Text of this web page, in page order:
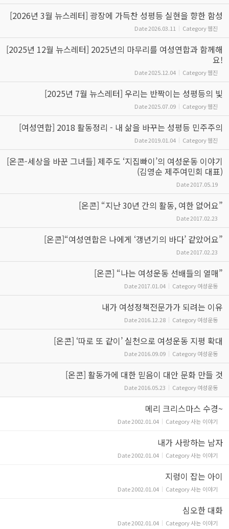
[2026년 3월 뉴스레터] 광장에 가득찬 성평등 실현을 향한 함성
Date2026.03.11 Category웹진
[2025년 12월 뉴스레터] 2025년의 마무리를 여성연합과 함께해
요!
Date2025.12.04 Category웹진
[2025년 7월 뉴스레터] 우리는 반짝이는 성평등의 빛
Date2025.07.09 Category웹진
[여성연합] 2018 활동정리 - 내 삶을 바꾸는 성평등 민주주의
Date2019.01.04 Category웹진
[온콘-세상을 바꾼 그녀들] 제주도 ‘지집빠이’의 여성운동 이야기
(김영순 제주여민회 대표)
Date2017.05.19
[온콘] “지난 30년 간의 활동, 여한 없어요”
Date2017.02.23
[온콘]“여성연합은 나에게 ‘갱년기의 바다’ 같았어요”
Date2017.02.23
[온콘] “나는 여성운동 선배들의 열매”
Date2017.01.04 Category여성운동
내가 여성정책전문가가 되려는 이유
Date2016.12.28 Category여성운동
[온콘] ‘따로 또 같이’ 실천으로 여성운동 지평 확대
Date2016.09.09 Category여성운동
[온콘] 활동가에 대한 믿음이 대안 문화 만들 것
Date2016.05.23 Category여성운동
메리 크리스마스 수경~
Date2002.01.04 Category사는 이야기
내가 사랑하는 남자
Date2002.01.04 Category사는 이야기
지렁이 잡는 아이
Date2002.01.04 Category사는 이야기
심오한 대화
Date2002.01.04 Category사는 이야기